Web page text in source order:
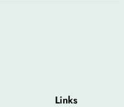
Links